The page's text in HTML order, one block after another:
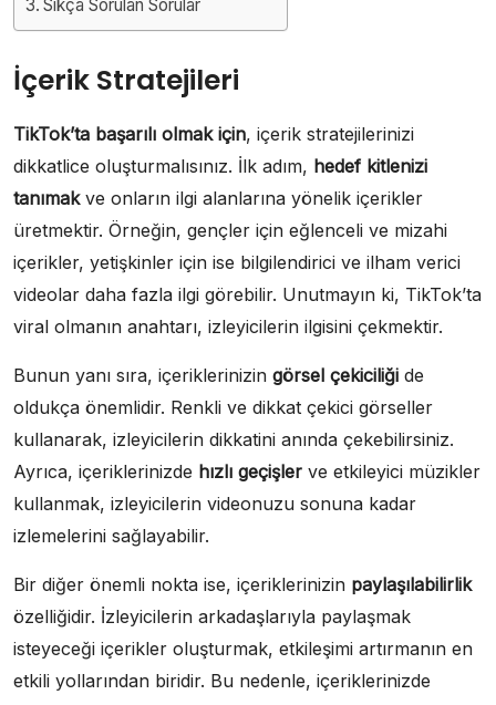
Sıkça Sorulan Sorular
İçerik Stratejileri
TikTok’ta başarılı olmak için, içerik stratejilerinizi
dikkatlice oluşturmalısınız. İlk adım, hedef kitlenizi
tanımakve onların ilgi alanlarına yönelik içerikler
üretmektir. Örneğin, gençler için eğlenceli ve mizahi
içerikler, yetişkinler için ise bilgilendirici ve ilham verici
videolar daha fazla ilgi görebilir. Unutmayın ki, TikTok’ta
viral olmanın anahtarı, izleyicilerin ilgisini çekmektir.
Bunun yanı sıra, içeriklerinizin görsel çekiciliği de
oldukça önemlidir. Renkli ve dikkat çekici görseller
kullanarak, izleyicilerin dikkatini anında çekebilirsiniz.
Ayrıca, içeriklerinizde hızlı geçişler ve etkileyici müzikler
kullanmak, izleyicilerin videonuzu sonuna kadar
izlemelerini sağlayabilir.
Bir diğer önemli nokta ise, içeriklerinizin paylaşılabilirlik
özelliğidir. İzleyicilerin arkadaşlarıyla paylaşmak
isteyeceği içerikler oluşturmak, etkileşimi artırmanın en
etkili yollarından biridir. Bu nedenle, içeriklerinizde